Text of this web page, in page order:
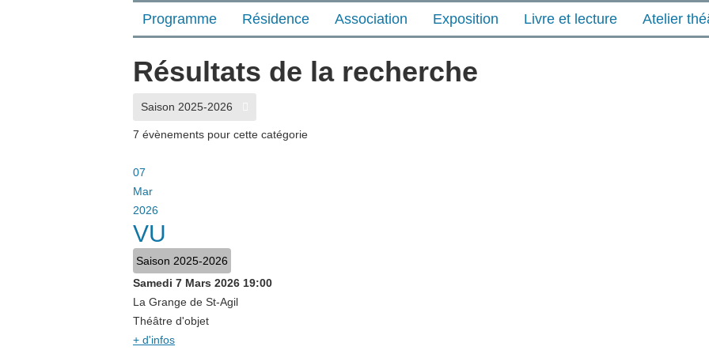
Programme Résidence Association Exposition Livre et lecture Atelier
Résultats de la recherche
Saison 2025-2026
7 évènements pour cette catégorie
07
Mar
2026
VU
Saison 2025-2026
Samedi 7 Mars 2026 19:00
La Grange de St-Agil
Théâtre d'objet
+ d'infos